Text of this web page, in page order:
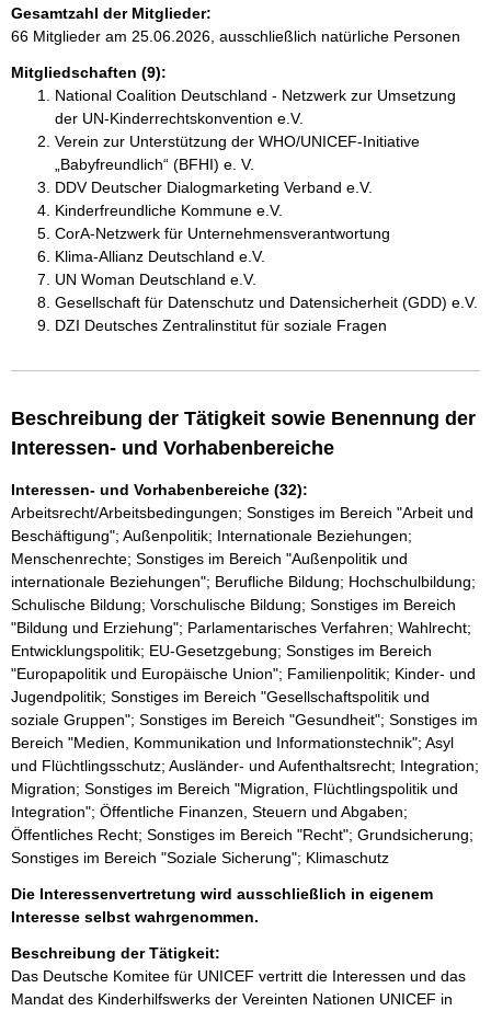
Gesamtzahl der Mitglieder:
66 Mitglieder am 25.06.2026, ausschließlich natürliche Personen
Mitgliedschaften (9):
National Coalition Deutschland - Netzwerk zur Umsetzung
der UN-Kinderrechtskonvention e.V.
Verein zur Unterstützung der WHO/UNICEF-Initiative
„Babyfreundlich“ (BFHI) e. V.
DDV Deutscher Dialogmarketing Verband e.V.
Kinderfreundliche Kommune e.V.
CorA-Netzwerk für Unternehmensverantwortung
Klima-Allianz Deutschland e.V.
UN Woman Deutschland e.V.
Gesellschaft für Datenschutz und Datensicherheit (GDD) e.V.
DZI Deutsches Zentralinstitut für soziale Fragen
Beschreibung der Tätigkeit sowie Benennung der
Interessen- und Vorhabenbereiche
Interessen- und Vorhabenbereiche (32):
Arbeitsrecht/Arbeitsbedingungen; Sonstiges im Bereich "Arbeit und
Beschäftigung"; Außenpolitik; Internationale Beziehungen;
Menschenrechte; Sonstiges im Bereich "Außenpolitik und
internationale Beziehungen"; Berufliche Bildung; Hochschulbildung;
Schulische Bildung; Vorschulische Bildung; Sonstiges im Bereich
"Bildung und Erziehung"; Parlamentarisches Verfahren; Wahlrecht;
Entwicklungspolitik; EU-Gesetzgebung; Sonstiges im Bereich
"Europapolitik und Europäische Union"; Familienpolitik; Kinder- und
Jugendpolitik; Sonstiges im Bereich "Gesellschaftspolitik und
soziale Gruppen"; Sonstiges im Bereich "Gesundheit"; Sonstiges im
Bereich "Medien, Kommunikation und Informationstechnik"; Asyl
und Flüchtlingsschutz; Ausländer- und Aufenthaltsrecht; Integration;
Migration; Sonstiges im Bereich "Migration, Flüchtlingspolitik und
Integration"; Öffentliche Finanzen, Steuern und Abgaben;
Öffentliches Recht; Sonstiges im Bereich "Recht"; Grundsicherung;
Sonstiges im Bereich "Soziale Sicherung"; Klimaschutz
Die Interessenvertretung wird ausschließlich in eigenem
Interesse selbst wahrgenommen.
Beschreibung der Tätigkeit:
Das Deutsche Komitee für UNICEF vertritt die Interessen und das
Mandat des Kinderhilfswerks der Vereinten Nationen UNICEF in